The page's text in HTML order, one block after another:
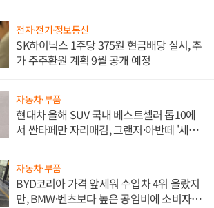
전자·전기·정보통신
SK하이닉스 1주당 375원 현금배당 실시, 추
가 주주환원 계획 9월 공개 예정
자동차·부품
현대차 올해 SUV 국내 베스트셀러 톱10에
서 싼타페만 자리매김, 그랜저·아반떼 '세단
자동차·부품
BYD코리아 가격 앞세워 수입차 4위 올랐지
만, BMW·벤츠보다 높은 공임비에 소비자